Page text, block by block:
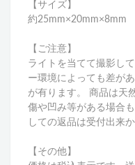
【サイズ】
約25mm×20mm×8mm
【ご注意】
ライトを当てて撮影し
ー環境によっても差が
が有ります。 商品は天
傷や凹み等がある場合
しての返品は受付出来
【その他】